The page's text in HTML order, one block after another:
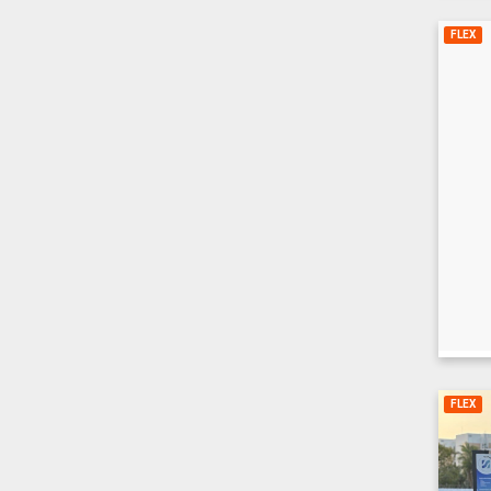
FLEX
FLEX